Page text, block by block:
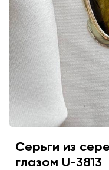
Серьги из
глазом U-3813